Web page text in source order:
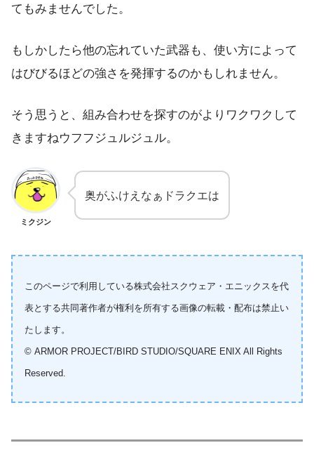
てもみませんでした。
もしかしたら他の忘れていた武器も、使い方によって
はびびるほどの強さを発揮するのかもしれません。
そう思うと、組み合わせを探すのがよりワクワクして
きますねウフフジュルジュル。
ミクジン
奥がふけえなぁドラクエは
このページで利用している株式会社スクウェア・エニックスを代
表とする共同著作者が権利を所有する画像の転載・配布は禁止い
たします。
© ARMOR PROJECT/BIRD STUDIO/SQUARE ENIX All Rights
Reserved.